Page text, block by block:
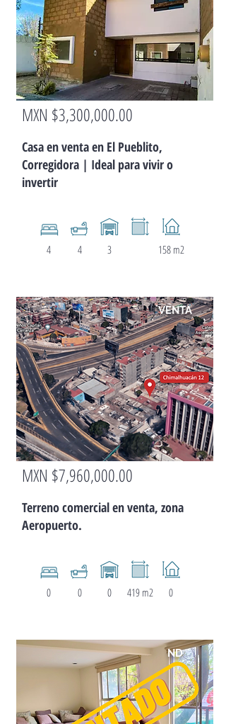
MXN $3,300,000.00
Casa en venta en El Pueblito,
Corregidora | Ideal para vivir o
invertir
4 4 3 158 m2
VENTA
MXN $7,960,000.00
Terreno comercial en venta, zona
Aeropuerto.
0 0 0 419 m2 0
ND